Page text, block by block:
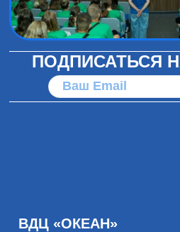
ПОДПИСАТЬСЯ
ВДЦ «ОКЕАН»